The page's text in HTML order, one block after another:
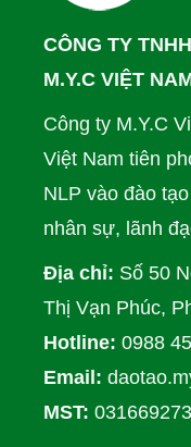
CÔNG TY
M.Y.C VIỆT
Công ty M.Y.C
Việt Nam tiên
NLP vào đào
nhân sự, lãnh
Địa chỉ: Số 50
Thị Vạn Phúc,
Hotline: 0988
Email:
MST: